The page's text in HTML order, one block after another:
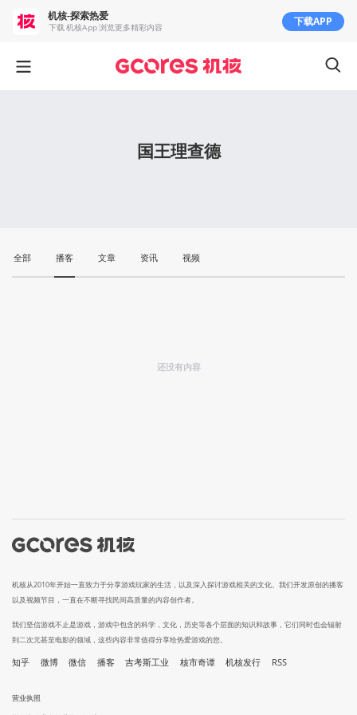
国王理查德
全部 播客 文章 资讯 视频
还没有内容
机核从2010年开始一直致力于分享游戏玩家的生活，以及深入探讨游戏相关的文化。我们开发原创的播客
以及视频节目，一直在不断寻找民间高质量的内容创作者。
我们坚信游戏不止是游戏，游戏中包含的科学，文化，历史等各个层面的知识和故事，它们同时也会辐射
到二次元甚至电影的领域，这些内容非常值得分享给热爱游戏的您。
知乎 微博 微信 播客 吉考斯工业 核市奇谭 机核发行 RSS
营业执照
机核-探索热爱
下载 机核App 浏览更多精彩内容 下载APP